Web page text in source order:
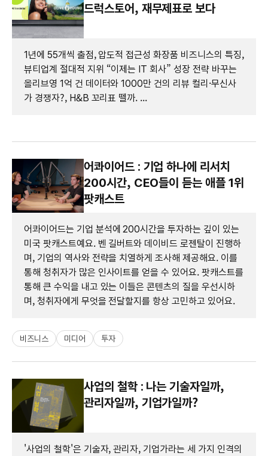
드럭스토어, 재무제표로 보다
1년에 55개씩 출점, 압도적 접근성 화장품 비즈니스의 특징,
뷰티업계 절대적 지위 “이제는 IT 회사” 성장 전략 바꾸는
올리브영 1억 건 데이터와 1000만 건의 리뷰 컬리·무신사
가 경쟁자?, H&B 꼬리표 뗄까. ...
어콰이어드 : 기업 하나에 리서치
200시간, CEO들이 듣는 애플 1위
팟캐스트
어콰이어드는 기업 분석에 200시간을 투자하는 깊이 있는
미국 팟캐스트예요. 벤 길버트와 데이비드 로젠탈이 진행하
며, 기업의 역사와 전략을 치열하게 조사해 제공해요. 이를
통해 청취자가 많은 인사이트를 얻을 수 있어요. 팟캐스트를
통해 큰 수익을 내고 있는 이들은 콘텐츠의 질을 우선시하
며, 청취자에게 무엇을 전달할지를 항상 고민하고 있어요.
비즈니스 미디어 투자
사업의 철학 : 나는 기술자일까,
관리자일까, 기업가일까?
'사업의 철학'은 기술자, 관리자, 기업가라는 세 가지 인격의